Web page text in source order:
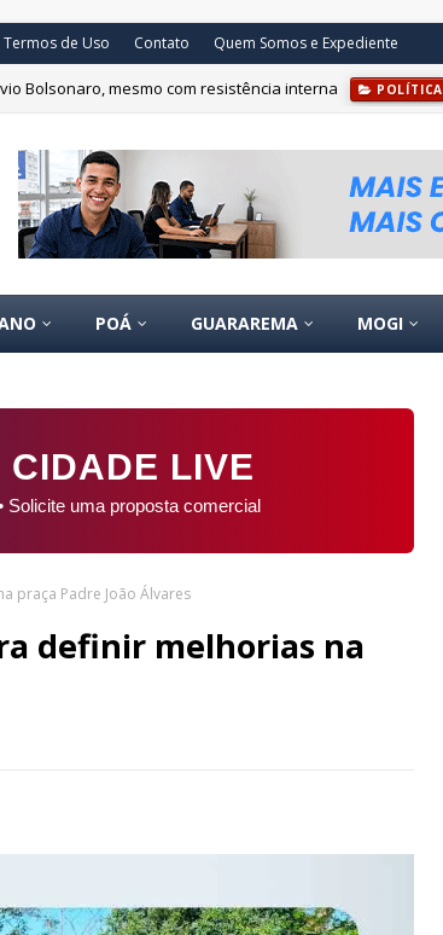
Termos de Uso Contato Quem Somos e Expediente
Bolsonaro, mesmo com resistência interna POLÍTICA
POÁ GUARAREMA MOGI
LIVE
Solicite uma proposta comercial
praça Padre João Álvares
definir melhorias na